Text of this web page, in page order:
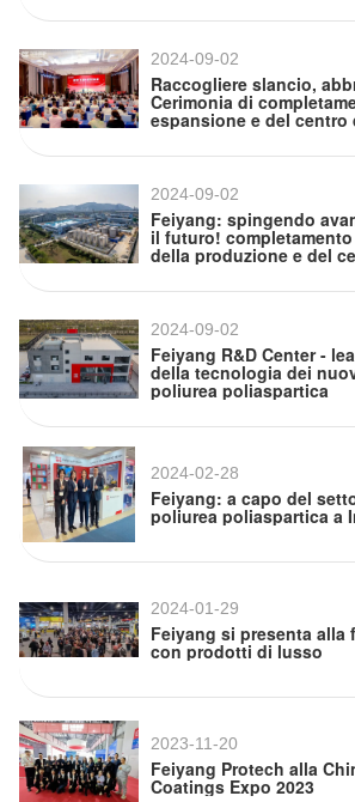
2024-09-02
Raccogliere slancio,
Cerimonia di
espansione e del centro
sviluppo della poliurea
Feiyang
2024-09-02
Feiyang: spingendo
il futuro!
della produzione e del
sviluppo per il progetto
Polyaspartic Polyurea
2024-09-02
Feiyang R&D Center -
della tecnologia dei
poliurea poliaspartica
2024-02-28
Feiyang: a capo del
poliurea poliaspartica a
2024-01-29
Feiyang si presenta alla
con prodotti di lusso
2023-11-20
Feiyang Protech alla
Coatings Expo 2023